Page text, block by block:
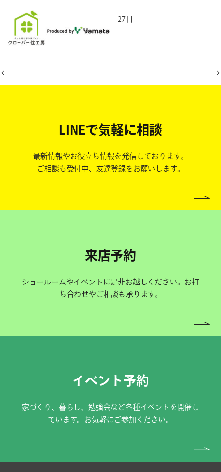
2026年2月27日
LINEで気軽に相談
最新情報やお役立ち情報を発信しております。
ご相談も受付中、友達登録をお願いします。
来店予約
ショールームやイベントに是非お越しください。お打
ち合わせやご相談も承ります。
イベント予約
家づくり、暮らし、勉強会など各種イベントを開催し
ています。お気軽にご参加ください。